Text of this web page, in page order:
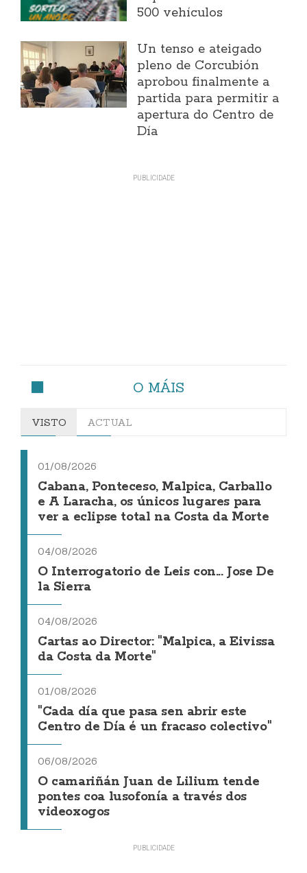
500 vehículos
Un tenso e ateigado
pleno de Corcubión
aprobou finalmente a
partida para permitir a
apertura do Centro de
Día
O MÁIS
VISTO ACTUAL
01/08/2026
Cabana, Ponteceso, Malpica, Carballo
e A Laracha, os únicos lugares para
ver a eclipse total na Costa da Morte
04/08/2026
O Interrogatorio de Leis con... Jose De
la Sierra
04/08/2026
Cartas ao Director: "Malpica, a Eivissa
da Costa da Morte"
01/08/2026
"Cada día que pasa sen abrir este
Centro de Día é un fracaso colectivo"
06/08/2026
O camariñán Juan de Lilium tende
pontes coa lusofonía a través dos
videoxogos